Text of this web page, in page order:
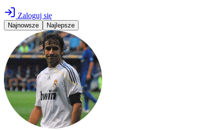
Zaloguj się
Najnowsze Najlepsze